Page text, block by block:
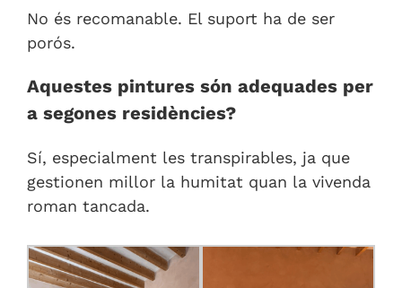
No és recomanable. El suport ha de ser
porós.
Aquestes pintures són adequades per
a segones residències?
Sí, especialment les transpirables, ja que
gestionen millor la humitat quan la vivenda
roman tancada.